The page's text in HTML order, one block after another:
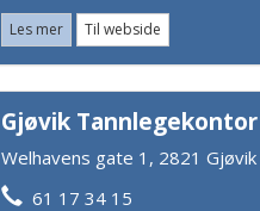
Les mer Til webside
Gjøvik Tannlegekontor
Welhavens gate 1, 2821 Gjøvik
61 17 34 15